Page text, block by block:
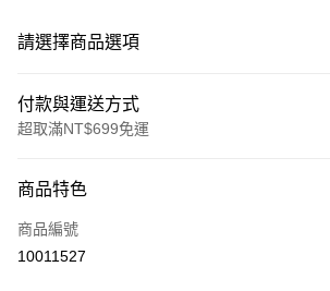
請選擇商品選項
付款與運送方式
超取滿NT$699免運
信用卡一次付款
超商取貨付款
商品特色
商品編號
10011527